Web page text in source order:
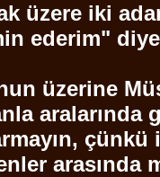
üzere iki
ederim"
üzerine
aralarında
arasında